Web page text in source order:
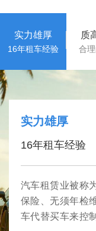
实力雄厚
16年租车经验
质
合
实力雄厚
16年租车经验
汽车租赁业被称
保险、无须年检
车代替买车来控